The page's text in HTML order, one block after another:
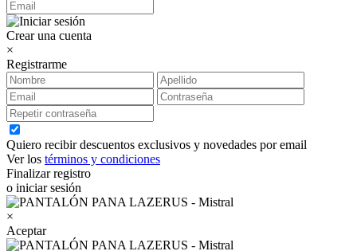
Crear una cuenta
×
Registrarme
Quiero recibir descuentos exclusivos y novedades por email
Ver los términos y condiciones
Finalizar registro
o iniciar sesión
×
Aceptar